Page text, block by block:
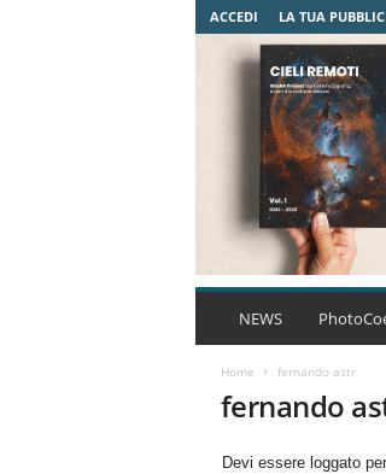
ACCEDI LA TUA
NEWS
Home fernando astr
fernando
Devi essere loggato